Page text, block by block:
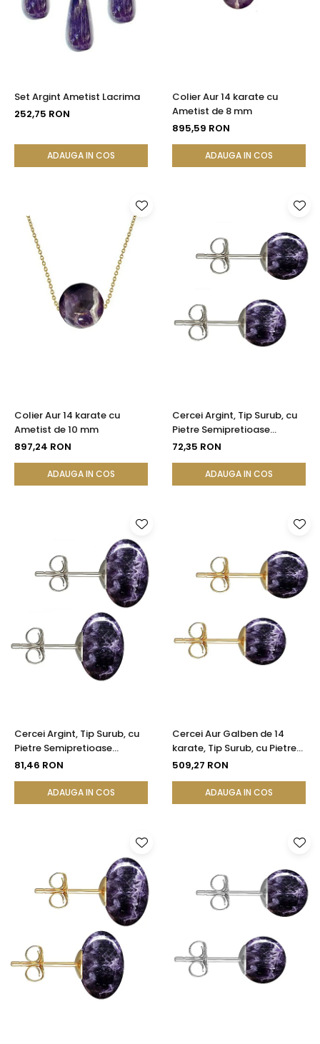
Seturi Perle cu Argint
Brățări cu Perle
Pandantive cu Perle
Set Argint Ametist Lacrima
252,75 RON
ADAUGA IN COS
Colier Aur 14 karate cu
Ametist de 8 mm
895,59 RON
ADAUGA IN COS
Colier Aur 14 karate cu
Ametist de 10 mm
897,24 RON
ADAUGA IN COS
Cercei Argint, Tip Surub, cu
Pietre Semipretioase
Naturale de Ametist de 8
72,35 RON
ADAUGA IN COS
Cercei Argint, Tip Surub, cu
Pietre Semipretioase
Naturale de Ametist de 12
81,46 RON
ADAUGA IN COS
Cercei Aur Galben de 14
karate, Tip Surub, cu Pietre
Semipretioase Naturale de
509,27 RON
ADAUGA IN COS